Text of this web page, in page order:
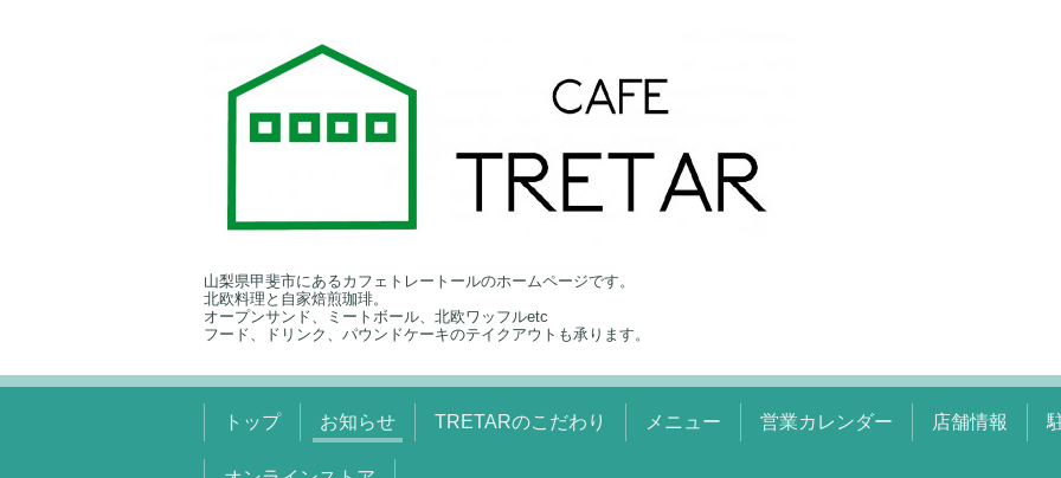
山梨県甲斐市にあるカフェトレートールのホームページです。
北欧料理と自家焙煎珈琲。
オープンサンド、ミートボール、北欧ワッフルetc
フード、ドリンク、パウンドケーキのテイクアウトも承ります。
トップ お知らせ TRETARのこだわり メニュー 営業カレンダー 店舗情報